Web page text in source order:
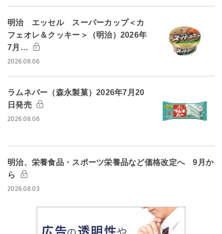
明治 エッセル スーパーカップ＜カ
フェオレ＆クッキー＞（明治）2026年
7月…
2026.08.06
ラムネバー（森永製菓）2026年7月20
日発売
2026.08.06
明治、栄養食品・スポーツ栄養品など価格改定へ 9月か
ら
2026.08.03